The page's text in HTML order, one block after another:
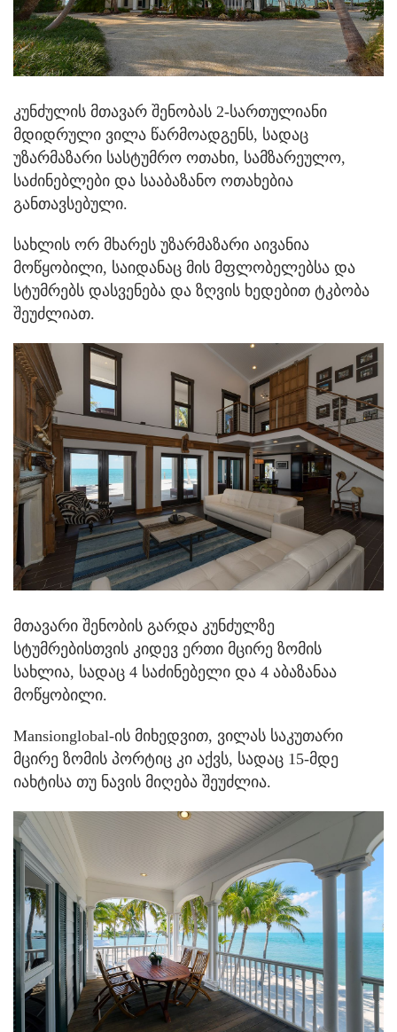
კუნძულის მთავარ შენობას 2-სართულიანი
მდიდრული ვილა წარმოადგენს, სადაც
უზარმაზარი სასტუმრო ოთახი, სამზარეულო,
საძინებლები და სააბაზანო ოთახებია
განთავსებული.
სახლის ორ მხარეს უზარმაზარი აივანია
მოწყობილი, საიდანაც მის მფლობელებსა და
სტუმრებს დასვენება და ზღვის ხედებით ტკბობა
შეუძლიათ.
მთავარი შენობის გარდა კუნძულზე
სტუმრებისთვის კიდევ ერთი მცირე ზომის
სახლია, სადაც 4 საძინებელი და 4 აბაზანაა
მოწყობილი.
Mansionglobal-ის მიხედვით, ვილას საკუთარი
მცირე ზომის პორტიც კი აქვს, სადაც 15-მდე
იახტისა თუ ნავის მიღება შეუძლია.